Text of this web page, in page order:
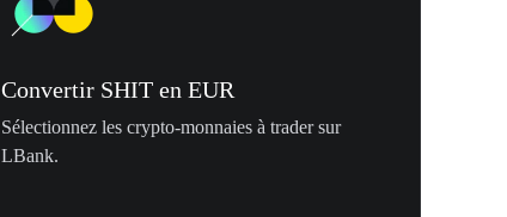
Convertir SHIT en EUR
Sélectionnez les crypto-monnaies à trader sur
LBank.